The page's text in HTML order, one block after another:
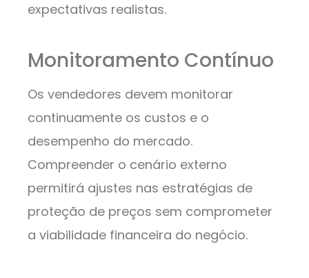
expectativas realistas.
Monitoramento Contínuo
Os vendedores devem monitorar
continuamente os custos e o
desempenho do mercado.
Compreender o cenário externo
permitirá ajustes nas estratégias de
proteção de preços sem comprometer
a viabilidade financeira do negócio.